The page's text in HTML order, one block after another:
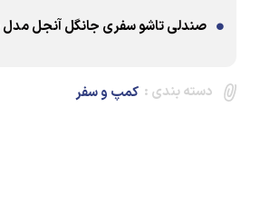
صندلی تاشو سفری جانگل آنجل مدل Comfort Pro ارتفاع پایه 50 سانتی متر
دسته بندی : کمپ و سفر